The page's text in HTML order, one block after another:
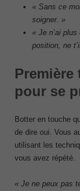
« Sans ce
soigner. »
« Je n’ai
position, ne
pour se
Botter en touche
de dire oui. Vous
utilisant les
vous avez répété.
« Je ne peux pas